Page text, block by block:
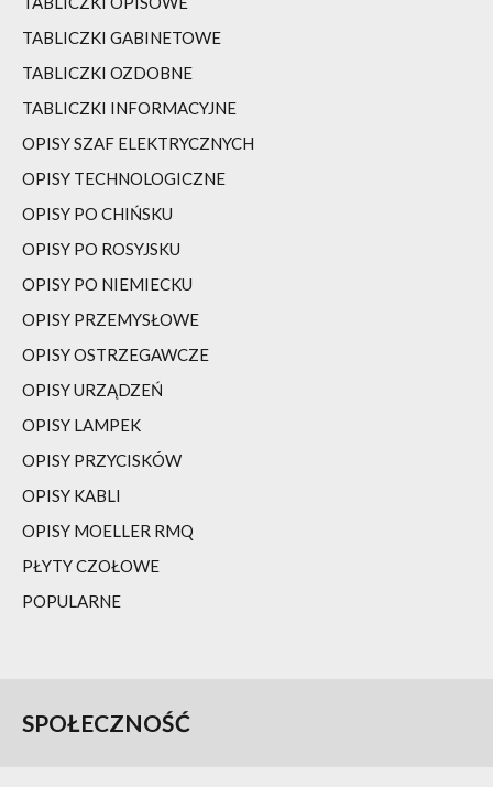
TABLICZKI GABINETOWE
TABLICZKI OZDOBNE
TABLICZKI INFORMACYJNE
OPISY SZAF ELEKTRYCZNYCH
OPISY TECHNOLOGICZNE
OPISY PO CHIŃSKU
OPISY PO ROSYJSKU
OPISY PO NIEMIECKU
OPISY PRZEMYSŁOWE
OPISY OSTRZEGAWCZE
OPISY URZĄDZEŃ
OPISY LAMPEK
OPISY PRZYCISKÓW
OPISY KABLI
OPISY MOELLER RMQ
PŁYTY CZOŁOWE
POPULARNE
SPOŁECZNOŚĆ